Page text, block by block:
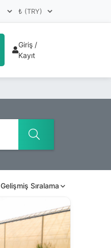
Giriş /
Kayıt
Gelişmiş Sıralama